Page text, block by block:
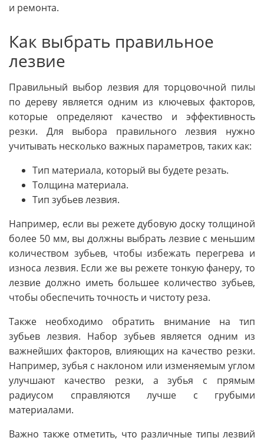
и ремонта.
Как выбрать правильное
лезвие
Правильный выбор лезвия для торцовочной пилы
по дереву является одним из ключевых факторов,
которые определяют качество и эффективность
резки. Для выбора правильного лезвия нужно
учитывать несколько важных параметров, таких как:
Тип материала, который вы будете резать.
Толщина материала.
Тип зубьев лезвия.
Например, если вы режете дубовую доску толщиной
более 50 мм, вы должны выбрать лезвие с меньшим
количеством зубьев, чтобы избежать перегрева и
износа лезвия. Если же вы режете тонкую фанеру, то
лезвие должно иметь большее количество зубьев,
чтобы обеспечить точность и чистоту реза.
Также необходимо обратить внимание на тип
зубьев лезвия. Набор зубьев является одним из
важнейших факторов, влияющих на качество резки.
Например, зубья с наклоном или изменяемым углом
улучшают качество резки, а зубья с прямым
радиусом справляются лучше с грубыми
материалами.
Важно также отметить, что различные типы лезвий